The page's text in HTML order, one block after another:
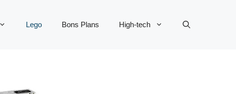
Lego Bons Plans High-tech